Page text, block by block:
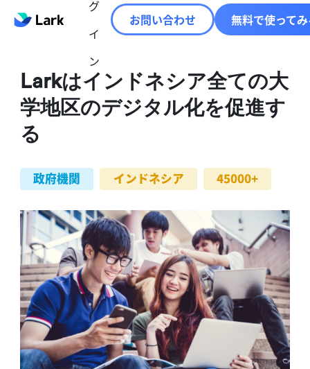
グ
イ
ン
お問い合わせ 無料で使って
Larkはインドネシア全ての大
学地区のデジタル化を促進す
る
政府機関 インドネシア 45000+